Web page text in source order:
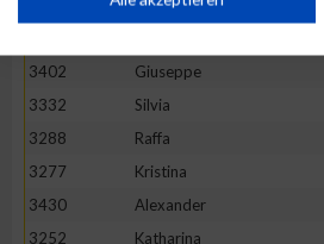
Annabelle
3402
Giuseppe
3332
Silvia
3288
Raffa
3277
Kristina
3430
Alexander
3252
Katharina
Verwendung reduzierter Daten zur
Erstellung von Profilen für
Verwendung von Profilen zur